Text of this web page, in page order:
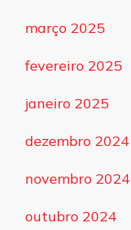
março 2025
fevereiro 2025
janeiro 2025
dezembro 2024
novembro 2024
outubro 2024